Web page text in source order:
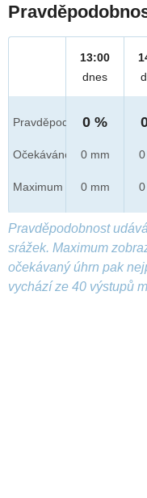
Pravděpod.
Očekáváno
Maximum
13:00
dnes
0 %
0 mm
0 mm
Pravděpodobnost
srážek. Maximum
očekávaný úhrn pak
vychází ze 40 výstupů